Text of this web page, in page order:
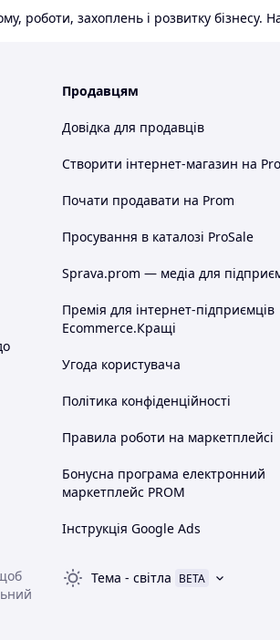
роботи, захоплень і розвитку
Продавцям
Довідка для продавців
Створити інтернет-магазин на
Почати продавати на Prom
Просування в каталозі ProSale
Sprava.prom — медіа для
Премія для інтернет-підприємців
Ecommerce.Кращі
Угода користувача
Політика конфіденційності
Правила роботи на маркетплейсі
Бонусна програма електронний
маркетплейс PROM
Інструкція Google Ads
Тема - світла BETA